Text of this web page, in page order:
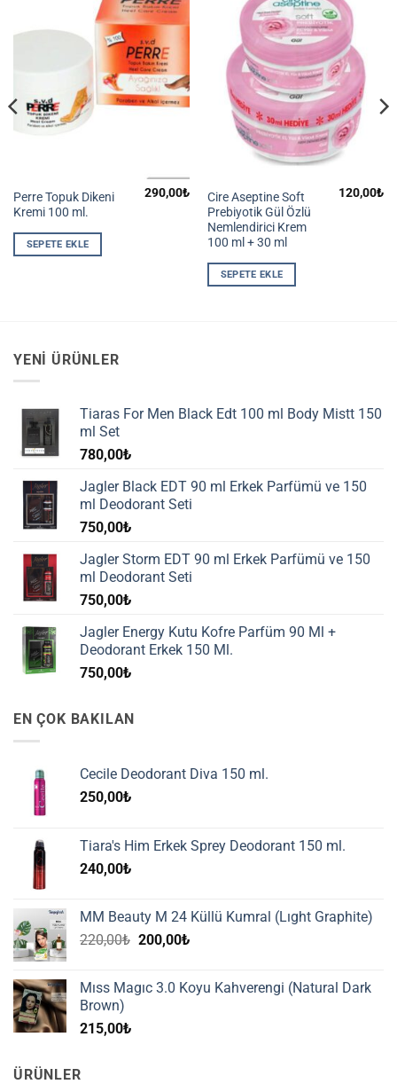
Perre Topuk Dikeni
Kremi 100 ml.
290,00₺
SEPETE EKLE
Cire Aseptine Soft
Prebiyotik Gül Özlü
Nemlendirici Krem
100 ml + 30 ml
120,00₺
SEPETE EKLE
YENI ÜRÜNLER
Tiaras For Men Black Edt 100 ml Body Mistt 150
ml Set
780,00₺
Jagler Black EDT 90 ml Erkek Parfümü ve 150
ml Deodorant Seti
750,00₺
Jagler Storm EDT 90 ml Erkek Parfümü ve 150
ml Deodorant Seti
750,00₺
Jagler Energy Kutu Kofre Parfüm 90 Ml +
Deodorant Erkek 150 Ml.
750,00₺
EN ÇOK BAKILAN
Cecile Deodorant Diva 150 ml.
250,00₺
Tiara's Him Erkek Sprey Deodorant 150 ml.
240,00₺
MM Beauty M 24 Küllü Kumral (Lıght Graphite)
220,00₺ Orijinal
200,00₺Şu
200,00₺.
Mıss Magıc 3.0 Koyu Kahverengi (Natural Dark
Brown)
215,00₺
ÜRÜNLER